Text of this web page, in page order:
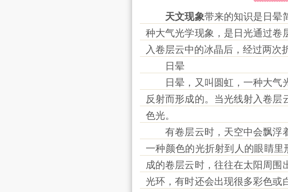
天文现象带来的知识是日晕
种大气光学现象，是日光通过卷
入卷层云中的冰晶后，经过两次
日晕
日晕，又叫圆虹，一种大气
反射而形成的。当光线射入卷
色光。
有卷层云时，天空中会飘浮着
一种颜色的光折射到人的眼睛
成的卷层云时，往往在太阳周
光环，有时还会出现很多彩色或